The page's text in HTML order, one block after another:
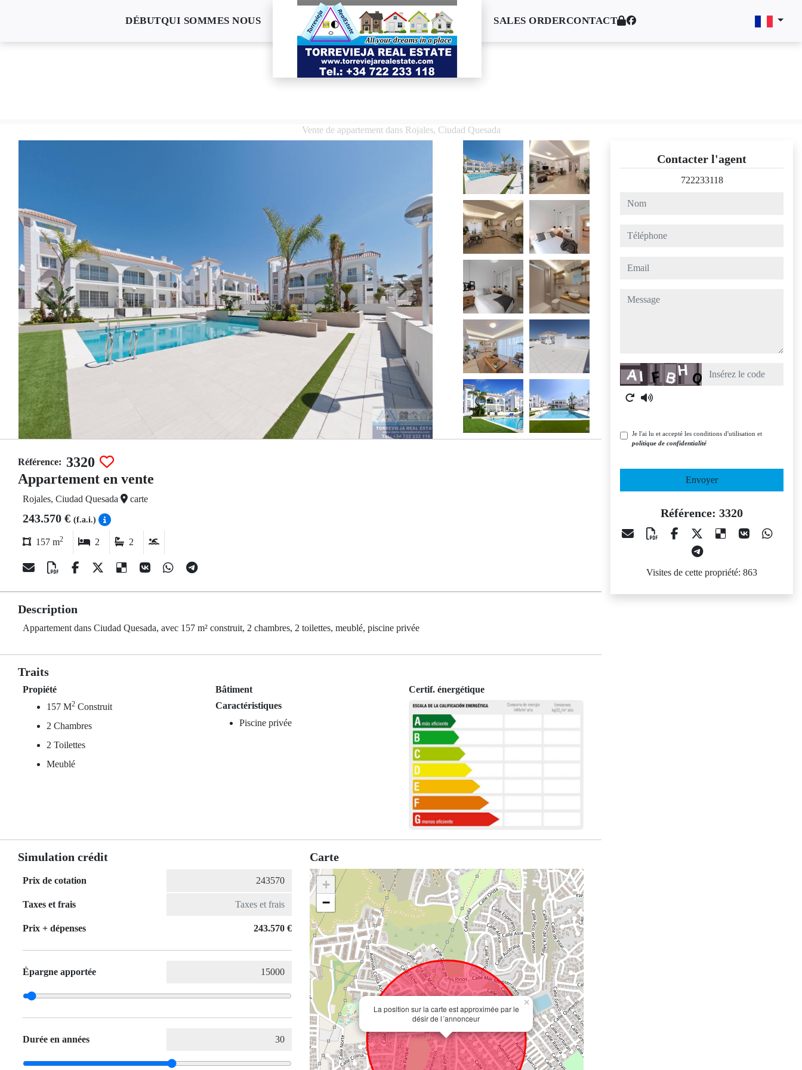
DÉBUTQUI SOMMES NOUS SALES ORDERCONTACT
Vente de appartement dans Rojales, Ciudad Quesada
Référence: 3320
Appartement en vente
Rojales, Ciudad Quesada carte
243.570 € (f.a.i.)
157 m2 2 2
Description
Appartement dans Ciudad Quesada, avec 157 m² construit, 2 chambres, 2 toilettes, meublé, piscine privée
Traits
Propiété
157 M2 Construit
2 Chambres
2 Toilettes
Meublé
Bâtiment
Caractéristiques
Piscine privée
Certif. énergétique
Simulation crédit
Prix de cotation
Taxes et frais
Prix ​​+ dépenses 243.570 €
Épargne apportée
Durée en années
Carte
La position sur la carte est approximée par le
désir de l´annonceur
×
+
−
Contacter l'agent
722233118
nom
téléphone
email
message
Captcha
Je l'ai lu et accepté les conditions d'utilisation et
politique de confidentialité
Envoyer
Référence: 3320
Visites de cette propriété: 863